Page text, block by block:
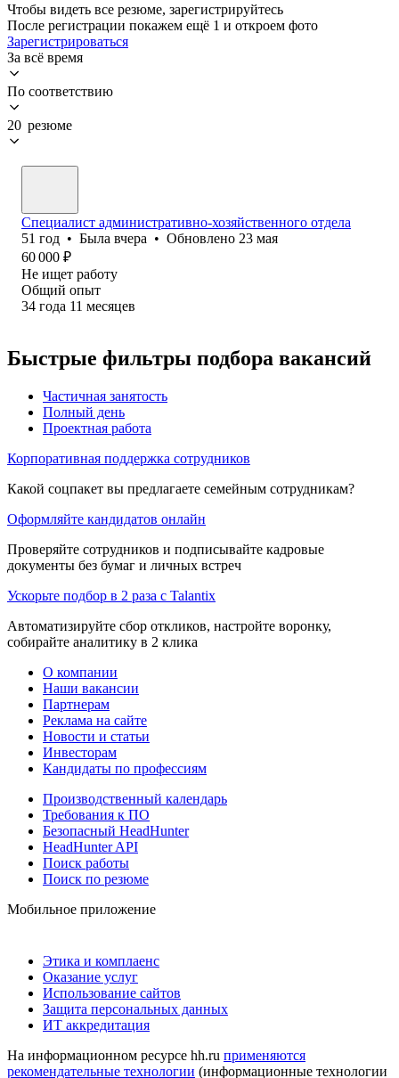
Чтобы видеть все резюме, зарегистрируйтесь
После регистрации покажем ещё 1 и откроем фото
Зарегистрироваться
За всё время
По соответствию
20 резюме
Специалист административно-хозяйственного отдела
51 год • Была вчера • Обновлено 23 мая
60 000 ₽
Не ищет работу
Общий опыт
34 года 11 месяцев
Быстрые фильтры подбора вакансий
Частичная занятость
Полный день
Проектная работа
Корпоративная поддержка сотрудников
Какой соцпакет вы предлагаете семейным сотрудникам?
Оформляйте кандидатов онлайн
Проверяйте сотрудников и подписывайте кадровые
документы без бумаг и личных встреч
Ускорьте подбор в 2 раза с Talantix
Автоматизируйте сбор откликов, настройте воронку,
собирайте аналитику в 2 клика
О компании
Наши вакансии
Партнерам
Реклама на сайте
Новости и статьи
Инвесторам
Кандидаты по профессиям
Производственный календарь
Требования к ПО
Безопасный HeadHunter
HeadHunter API
Поиск работы
Поиск по резюме
Мобильное приложение
Этика и комплаенс
Оказание услуг
Использование сайтов
Защита персональных данных
ИТ аккредитация
На информационном ресурсе hh.ru применяются
рекомендательные технологии (информационные технологии